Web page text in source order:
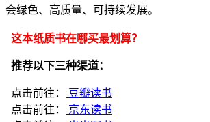
会绿色、高质量、可持续发展。
这本纸质书在哪买最划算？
推荐以下三种渠道：
点击前往：
豆瓣读书
点击前往：
京东读书